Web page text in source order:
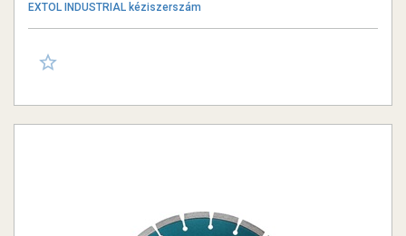
EXTOL INDUSTRIAL kéziszerszám